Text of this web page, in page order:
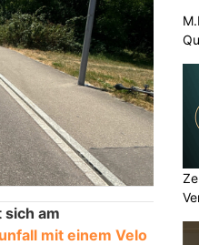
am
mit einem Velo